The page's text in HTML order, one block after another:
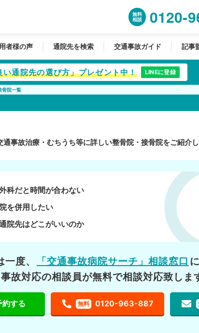
無料
相談
0120-
者様の声 通院先を検索 交通事故ガイド 記事
通院先の選び方」プレゼント中！ LINEに登録
骨院一覧
通事故治療・むちうち等に詳しい整骨院・接骨院をご紹介し
科だと時間が合わない
を併用したい
院先はどこがいいのか
度、 「交通事故病院サーチ」相談窓口
事故対応の相談員が無料で相談対応致しま
約する 無料 0120-963-887